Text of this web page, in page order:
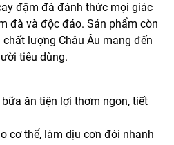
đậm đà đánh thức mọi giác
đà và độc đáo. Sản phẩm còn
lượng Châu Âu mang đến
tiêu dùng.
ăn tiện lợi thơm ngon, tiết
cơ thể, làm dịu cơn đói nhanh